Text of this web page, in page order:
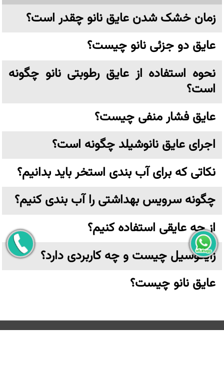
زمان خشک شدن عایق نانو چقدر است؟
عایق دو جزئی نانو چیست؟
نحوه استفاده از عایق رطوبتی نانو چگونه
است؟
عایق فشار منفی چیست؟
اجرای عایق نانوشیلد چگونه است؟
نکاتی که برای آب بندی استخر باید بدانیم؟
چگونه سرویس بهداشتی را آب بندی کنیم؟
از چه عایقی استفاده کنیم؟
زایکوسیل چیست و چه کاربردی دارد؟
عایق نانو چیست؟